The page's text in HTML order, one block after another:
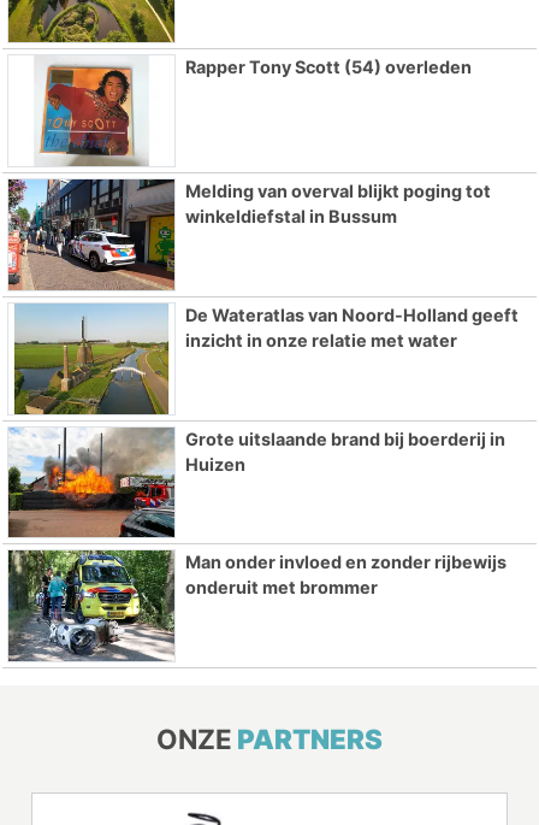
Rapper Tony Scott (54) overleden
Melding van overval blijkt poging tot
winkeldiefstal in Bussum
De Wateratlas van Noord-Holland geeft
inzicht in onze relatie met water
Grote uitslaande brand bij boerderij in
Huizen
Man onder invloed en zonder rijbewijs
onderuit met brommer
ONZE PARTNERS